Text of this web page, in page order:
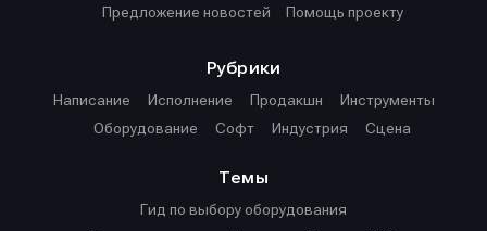
Предложение новостей
Помощь проекту
Рубрики
Написание
Исполнение Продакшн
Инструменты
Оборудование
Софт Индустрия Сцена
Темы
Гид по выбору оборудования